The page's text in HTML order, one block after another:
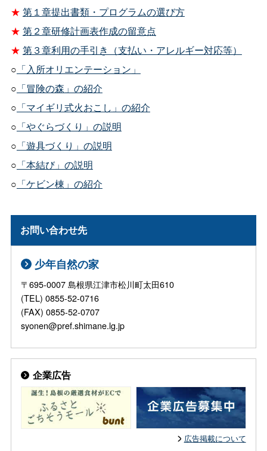
★ 第１章提出書類・プログラムの選び方
★ 第２章研修計画表作成の留意点
★ 第３章利用の手引き（支払い・アレルギー対応等）
○ 「入所オリエンテーション」
○ 「冒険の森」の紹介
○ 「マイギリ式火おこし」の紹介
○ 「やぐらづくり」の説明
○ 「遊具づくり」の説明
○ 「本結び」の説明
○ 「ケビン棟」の紹介
お問い合わせ先
少年自然の家
〒695-0007 島根県江津市松川町太田610
(TEL) 0855-52-0716
(FAX) 0855-52-0707
syonen@pref.shimane.lg.jp
企業広告
広告掲載について